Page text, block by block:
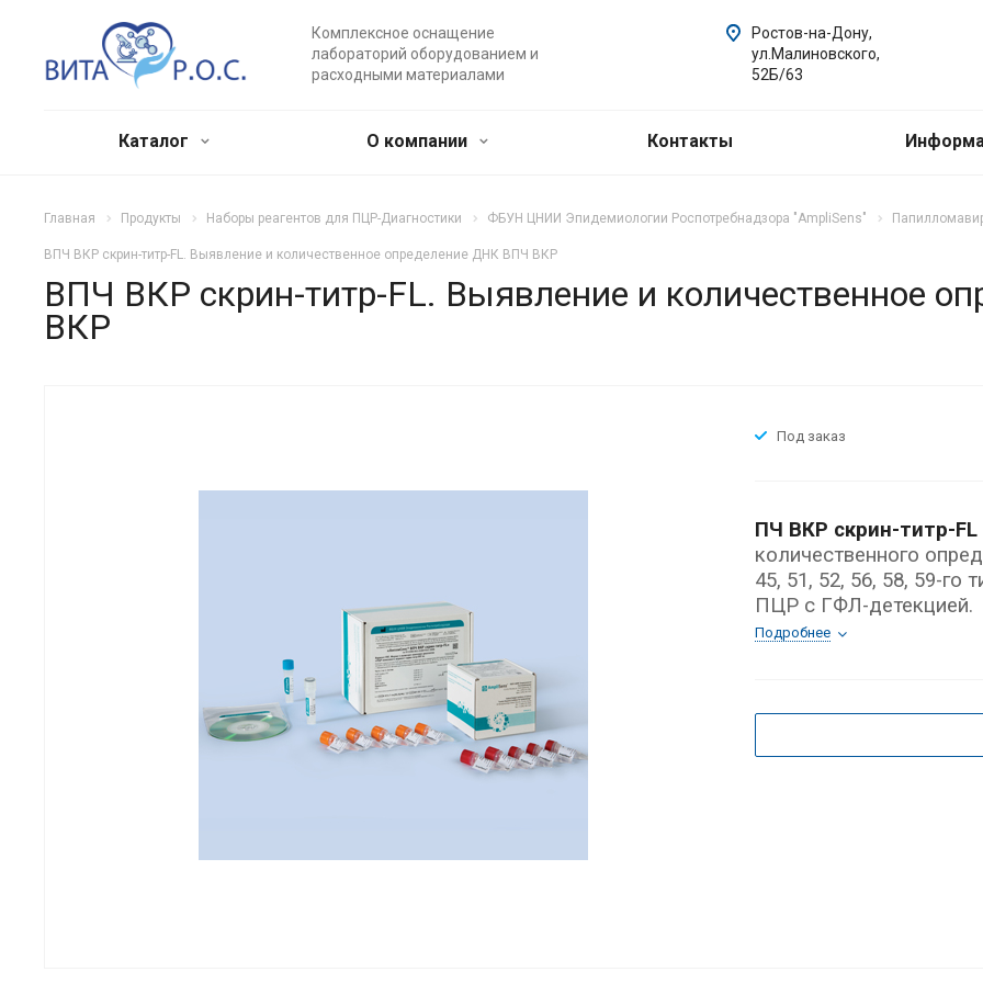
Комплексное оснащение
лабораторий оборудованием и
расходными материалами
Ростов-на-Дону,
ул.Малиновского,
52Б/63
Каталог О компании Контакты
Главная Продукты Наборы реагентов для ПЦР-Диагностики ФБУН ЦНИИ Эпидемиологии Роспотребнадзора "AmpliSens"
ВПЧ ВКР скрин-титр-FL. Выявление и количественное определение ДНК ВПЧ ВКР
ВПЧ ВКР скрин-титр-FL. Выявление и количественное
ВКР
Под заказ
ПЧ ВКР скрин-титр-FL
количественного
45, 51, 52, 56, 58, 59-го
ПЦР c ГФЛ-детекцией.
Подробнее